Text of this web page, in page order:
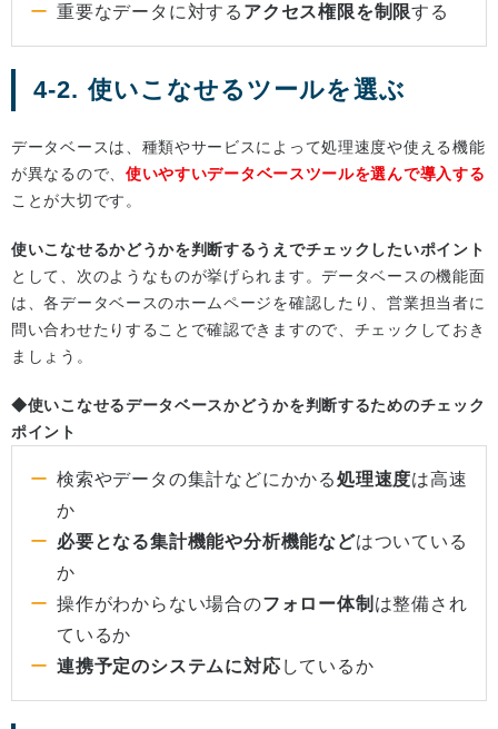
重要なデータに対する アクセス権限を制限する
4-2. 使いこなせるツールを選ぶ
データベースは、種類やサービスによって処理速度や使える機能
が異なるので、 使いやすいデータベースツールを選んで導入する
ことが大切です。
使いこなせるかどうかを判断するうえでチェックしたいポイント
として、次のようなものが挙げられます。データベースの機能面
は、各データベースのホームページを確認したり、営業担当者に
問い合わせたりすることで確認できますので、チェックしておき
ましょう。
◆使いこなせるデータベースかどうかを判断するためのチェック
ポイント
検索やデータの集計などにかかる処理速度は高速
か
必要となる集計機能や分析機能などはついている
か
操作がわからない場合のフォロー体制 は整備され
ているか
連携予定のシステムに対応 しているか